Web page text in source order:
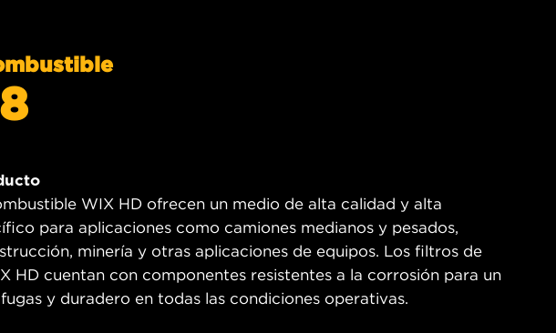
WIX HD ofrecen un medio de alta calidad y alta
para aplicaciones como camiones medianos y pesados,
minería y otras aplicaciones de equipos. Los filtros de
HD cuentan con componentes resistentes a la corrosión para un
y duradero en todas las condiciones operativas.